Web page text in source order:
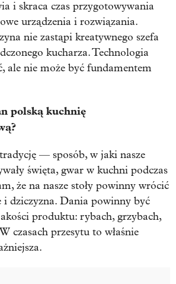
i skraca czas przygotowywania
urządzenia i rozwiązania.
nie zastąpi kreatywnego szefa
kucharza. Technologia
ale nie może być fundamentem
polską kuchnię
— sposób, w jaki nasze
święta, gwar w kuchni podczas
że na nasze stoły powinny wrócić
i dziczyzna. Dania powinny być
produktu: rybach, grzybach,
czasach przesytu to właśnie